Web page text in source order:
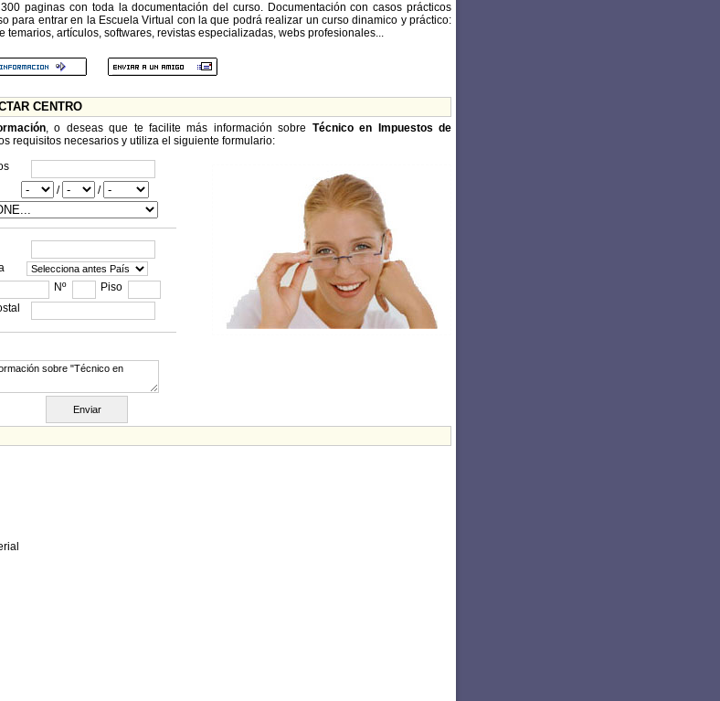
paginas con toda la documentación del curso. Documentación con casos prácticos
para entrar en la Escuela Virtual con la que podrá realizar un curso dinamico y práctico:
temarios, artículos, softwares, revistas especializadas, webs profesionales...
CENTRO
, o deseas que te facilite más información sobre Técnico en Impuestos de
requisitos necesarios y utiliza el siguiente formulario:
/
/
Nº
Piso